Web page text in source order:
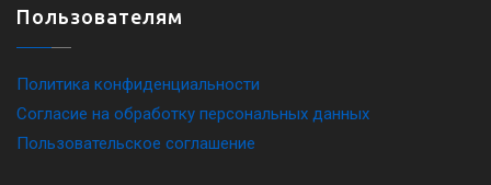
Пользователям
Политика конфиденциальности
Согласие на обработку персональных данных
Пользовательское соглашение